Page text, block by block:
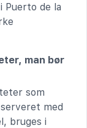
Puerto de la
man bør
som
med
bruges i